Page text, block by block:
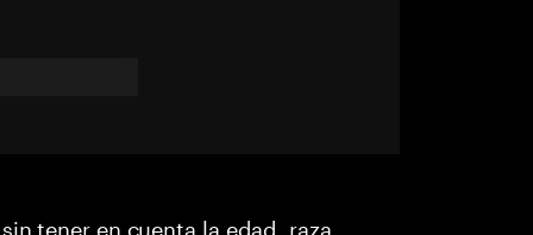
tener en cuenta la edad, raza,